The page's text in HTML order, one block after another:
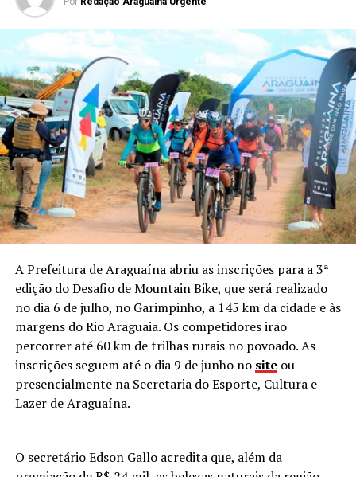
A Prefeitura de Araguaína abriu as inscrições para a 3ª
edição do Desafio de Mountain Bike, que será realizado
no dia 6 de julho, no Garimpinho, a 145 km da cidade e às
margens do Rio Araguaia. Os competidores irão
percorrer até 60 km de trilhas rurais no povoado. As
inscrições seguem até o dia 9 de junho no site ou
presencialmente na Secretaria do Esporte, Cultura e
Lazer de Araguaína.
O secretário Edson Gallo acredita que, além da